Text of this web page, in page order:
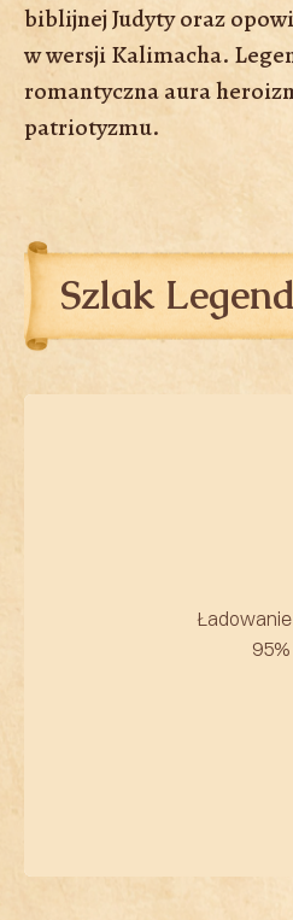
biblijnej Judyty oraz
w wersji Kalimacha.
romantyczna aura
patriotyzmu.
Szlak Legend